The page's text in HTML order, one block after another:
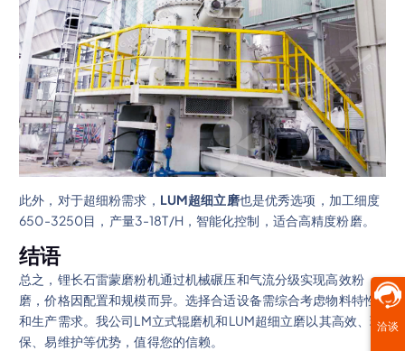
此外，对于超细粉需求， LUM超细立磨也是优秀选项，加工细度
650-3250目，产量3-18T/H，智能化控制，适合高精度粉磨。
结语
总之，锂长石雷蒙磨粉机通过机械碾压和气流分级实现高效粉
磨，价格因配置和规模而异。选择合适设备需综合考虑物料特性
和生产需求。我公司LM立式辊磨机和LUM超细立磨以其高效、环
保、易维护等优势，值得您的信赖。
洽谈